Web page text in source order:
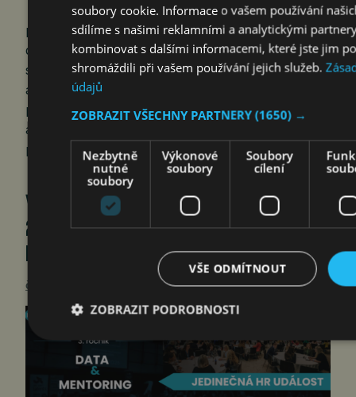
Praha 7. srpna 2026 (PROTEXT) – ORLEN
pokračuje v rozvoji nepalivových služeb. Prodeje
doplňkového zboží a občerstvení na čerpacích
stanicích ORLEN v Česku dlouhodobě rostou
a příjmy z nepalivového segmentu již vyrovnaly
příjmy z prodeje paliv. Po otevření plně
automatizované prodejny na čerpacích stanicích
přichází ORLEN s rozšiřováním…
VLIV HR VE FIRMÁCH: HR BRAINS
2026 PŘINESE NOVÁ DATA A 20+
MENTORINGOVÝCH…
čtk
soubory cookie. Informace o vašem používání
sdílíme s našimi reklamními a analytickými
kombinovat s dalšími informacemi, které jste jim
shromáždili při vašem používání jejich služeb.
údajů
ZOBRAZIT VŠECHNY PARTNERY (1650) →
Nezbytně
nutné
soubory
Výkonové
soubory
Soubory
cílení
VŠE ODMÍTNOUT
ZOBRAZIT PODROBNOSTI